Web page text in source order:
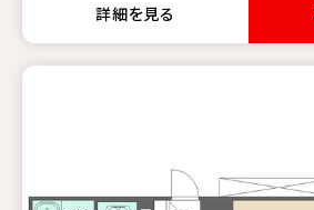
詳細を見る